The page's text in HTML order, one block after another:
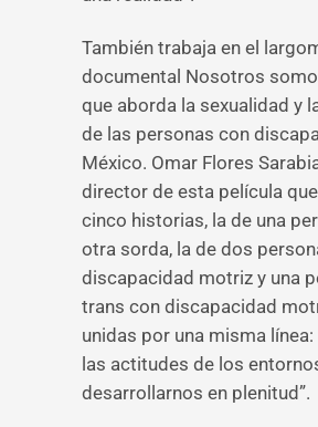
También trabaja en el
documental Nosotros
que aborda la sexualidad y
de las personas con
México. Omar Flores
director de esta película
cinco historias, la de una
otra sorda, la de dos
discapacidad motriz y una
trans con discapacidad
unidas por una misma línea:
las actitudes de los
desarrollarnos en plenitud”.